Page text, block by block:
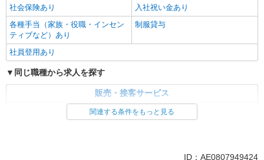
社会保険あり
入社祝い金あり
各種手当（家族・役職・インセン
ティブなど）あり
制服貸与
社員登用あり
同じ職種から求人を探す
販売・接客サービス
関連する条件をもっと見る
ID：AE0807949424